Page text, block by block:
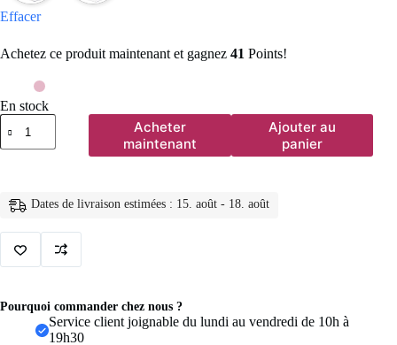
Effacer
Achetez ce produit maintenant et gagnez 41 Points!
En stock
quantité
de
2
Portable
boucles
d'oreille
support
plastique
bijoux
présentoirs
Acheter
maintenant
Ajouter au
panier
Dates de livraison estimées : 15. août - 18. août
Pourquoi commander chez nous ?
Service client joignable du lundi au vendredi de 10h à
19h30